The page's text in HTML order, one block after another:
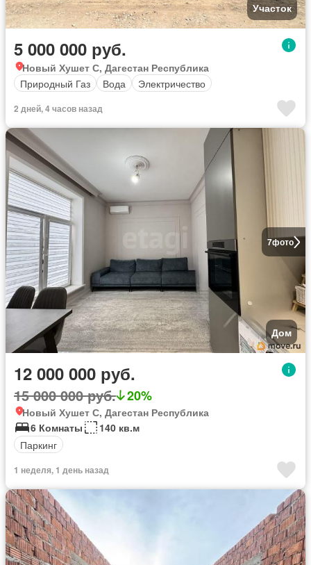
Участок
5 000 000 руб.
Новый Хушет С, Дагестан Республика
Природный Газ
Вода Электричество
2 дней, 4 часов назад
7фото
Дом
12 000 000 руб.
15 000 000 руб. 20%
Новый Хушет С, Дагестан Республика
6 Комнаты
140 кв.м
Паркинг
1 неделя, 1 день назад